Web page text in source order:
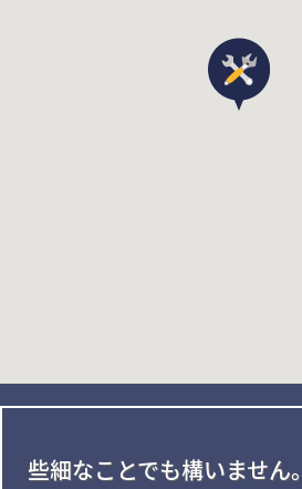
些細なことでも構いません。